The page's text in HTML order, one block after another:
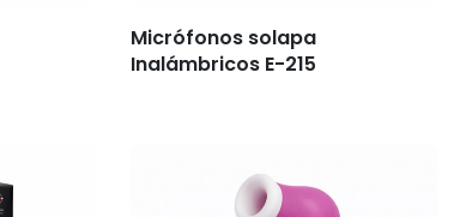
Micrófonos solapa
Inalámbricos E-215